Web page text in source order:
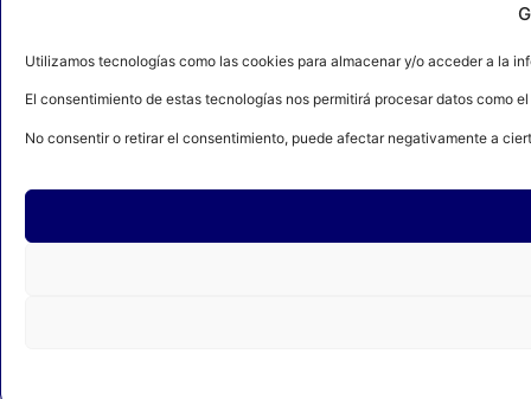
Utilizamos tecnologías como las cookies para almacenar y/o acceder a la
El consentimiento de estas tecnologías nos permitirá procesar datos
No consentir o retirar el consentimiento, puede afectar negativamente a